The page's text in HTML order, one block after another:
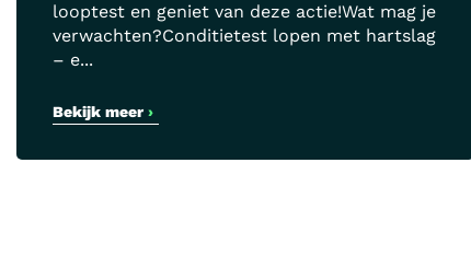
looptest en geniet van deze actie!Wat mag je
verwachten?Conditietest lopen met hartslag
– e...
Bekijk meer ›